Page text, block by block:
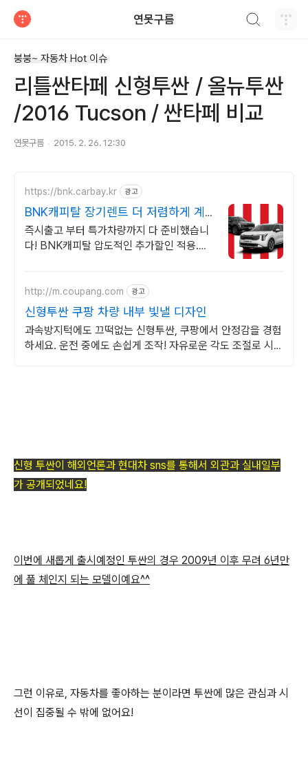
연못구름
붕붕~ 자동차 Hot 이슈
리틀싼타페 신형투싼 / 올뉴투싼
/2016 Tucson / 싼타페 비교
연못구름 2015. 2. 26. 12:30
https://bnk.carbay.kr 광고
BNK캐피탈 장기렌트 더 저렴하게 계
약하고
즉시출고 부터 특가차량까지 다 준비했습니
다! BNK캐피탈 압도적인 추가할인 적용.
http://m.coupang.com 광고
신형투싼 쿠팡 차량 내부 빛낼 디자인
과속방지턱에도 끄떡없는 신형투싼, 쿠팡에서 안정감을 경험
하세요. 운전 중에도 손쉽게 조작! 자유로운 각도 조절로 시야
신형 투싼이 해외언론과 현대차 sns를 통해서 외관과 실내일부
가 공개되었네요!
이번에 새롭게 출시예정인 투싼의 경우 2009년 이후 무려 6년만
에 풀 체인지 되는 모델이예요^^
그런 이유로, 자동차를 좋아하는 분이라면 투싼에 많은 관심과 시
선이 집중될 수 밖에 없어요!